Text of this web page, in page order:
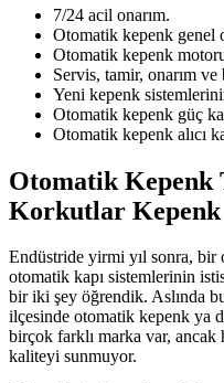
7/24 acil onarım.
Otomatik kepenk genel
Otomatik kepenk
Servis, tamir, onarım ve
Yeni kepenk
Otomatik kepenk güç
Otomatik kepenk alıcı
Otomatik Kepenk
Korkutlar Kepenk
Endüstride yirmi yıl sonra,
otomatik kapı sistemlerinin
bir iki şey öğrendik. Aslında
ilçesinde otomatik kepenk ya
birçok farklı marka var, ancak
kaliteyi sunmuyor.